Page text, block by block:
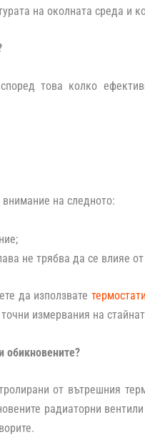
на околната среда и
това колко
внимание на следното:
не трябва да се влияе
да използвате
измервания на
обикновените?
от вътрешния
радиаторни